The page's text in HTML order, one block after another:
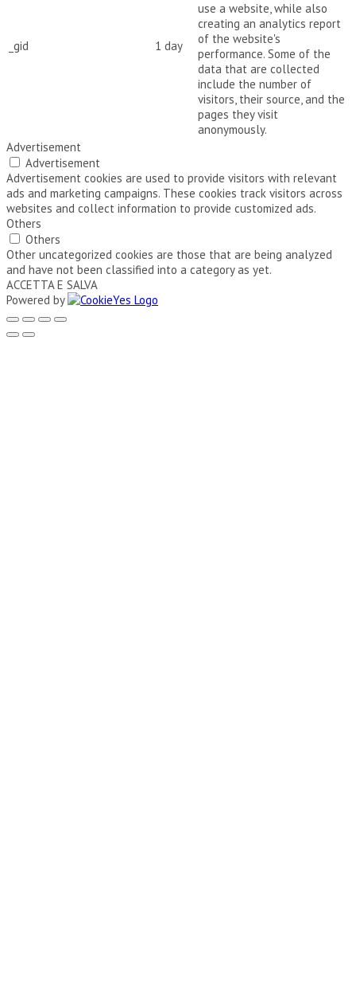
_gid 1 day
use a website, while also
creating an analytics report
of the website's
performance. Some of the
data that are collected
include the number of
visitors, their source, and the
pages they visit
anonymously.
Advertisement
Advertisement
Advertisement cookies are used to provide visitors with relevant
ads and marketing campaigns. These cookies track visitors across
websites and collect information to provide customized ads.
Others
Others
Other uncategorized cookies are those that are being analyzed
and have not been classified into a category as yet.
ACCETTA E SALVA
Powered by